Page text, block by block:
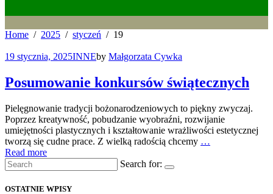
Home 2025 styczeń 19
19 stycznia, 2025INNEby Małgorzata Cywka
Posumowanie konkursów świątecznych
Pielęgnowanie tradycji bożonarodzeniowych to piękny zwyczaj.
Poprzez kreatywność, pobudzanie wyobraźni, rozwijanie
umiejętności plastycznych i kształtowanie wrażliwości estetycznej
tworzą się cudne prace. Z wielką radością chcemy …
Read more
Search for:
OSTATNIE WPISY